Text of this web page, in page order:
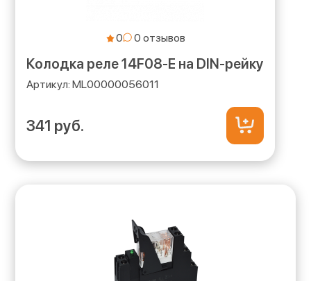
0
Колодка реле 14F08-E на DIN-рейку
ML00000056011
341 руб.